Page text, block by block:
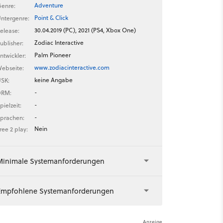
Adventure
Point & Click
30.04.2019 (PC), 2021 (PS4, Xbox One)
Zodiac Interactive
Palm Pioneer
www.zodiacinteractive.com
keine Angabe
-
-
-
2 play:
Nein
Systemanforderungen
Systemanforderungen